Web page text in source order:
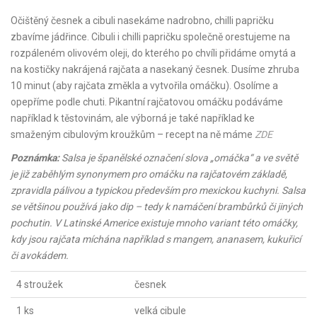
Očištěný česnek a cibuli nasekáme nadrobno, chilli papričku
zbavíme jádřince. Cibuli i chilli papričku společně orestujeme na
rozpáleném olivovém oleji, do kterého po chvíli přidáme omytá a
na kostičky nakrájená rajčata a nasekaný česnek. Dusíme zhruba
10 minut (aby rajčata změkla a vytvořila omáčku). Osolíme a
opepříme podle chuti. Pikantní rajčatovou omáčku podáváme
například k těstovinám, ale výborná je také například ke
smaženým cibulovým kroužkům – recept na ně máme ZDE
Poznámka:Salsa je španělské označení slova „omáčka“ a ve světě
je již zaběhlým synonymem pro omáčku na rajčatovém základě,
zpravidla pálivou a typickou především pro mexickou kuchyni. Salsa
se většinou používá jako dip – tedy k namáčení brambůrků či jiných
pochutin. V Latinské Americe existuje mnoho variant této omáčky,
kdy jsou rajčata míchána například s mangem, ananasem, kukuřicí
či avokádem.
4 stroužek česnek
1 ks velká cibule